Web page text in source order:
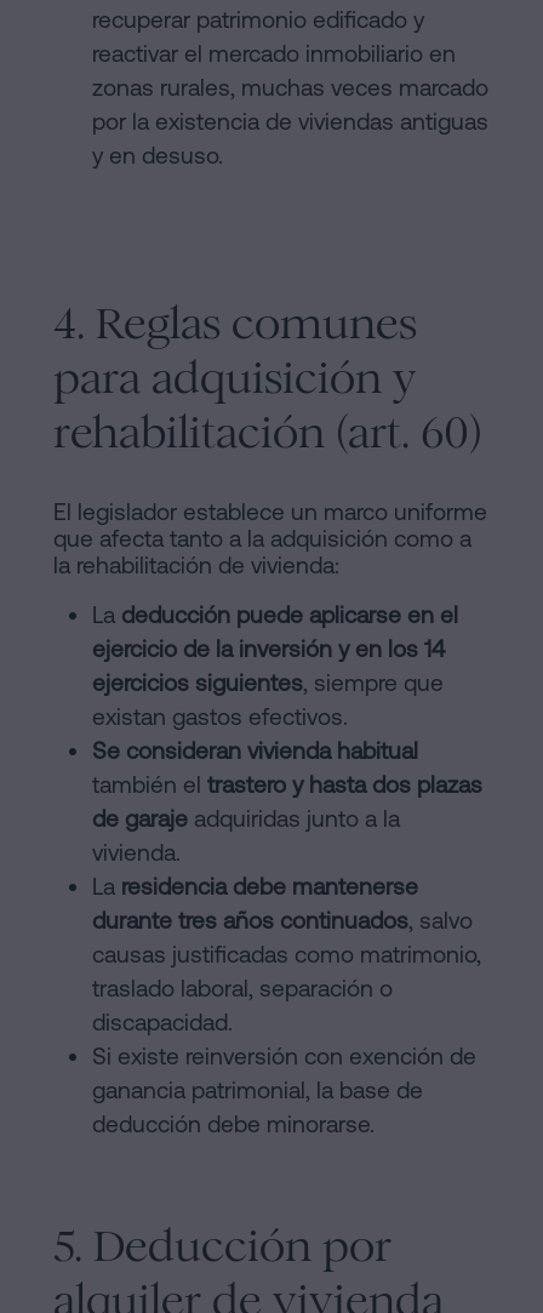
recuperar patrimonio edificado y
reactivar el mercado inmobiliario en
zonas rurales, muchas veces marcado
por la existencia de viviendas antiguas
y en desuso.
4. Reglas comunes
para adquisición y
rehabilitación (art. 60)
El legislador establece un marco uniforme
que afecta tanto a la adquisición como a
la rehabilitación de vivienda:
La deducción puede aplicarse en el
ejercicio de la inversión y en los 14
ejercicios siguientes, siempre que
existan gastos efectivos.
Se consideran vivienda habitual
también el trastero y hasta dos plazas
de garaje adquiridas junto a la
vivienda.
La residencia debe mantenerse
durante tres años continuados, salvo
causas justificadas como matrimonio,
traslado laboral, separación o
discapacidad.
Si existe reinversión con exención de
ganancia patrimonial, la base de
deducción debe minorarse.
5. Deducción por
alquiler de vivienda